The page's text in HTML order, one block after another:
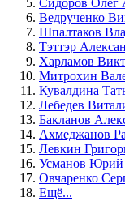
Сидоров Олег
Ведрученко
Шпалтаков
Тэттэр
Харламов
Митрохин
Кувалдина
Лебедев
Бакланов
Ахмеджанов
Левкин
Усманов
Овчаренко
Ещё...